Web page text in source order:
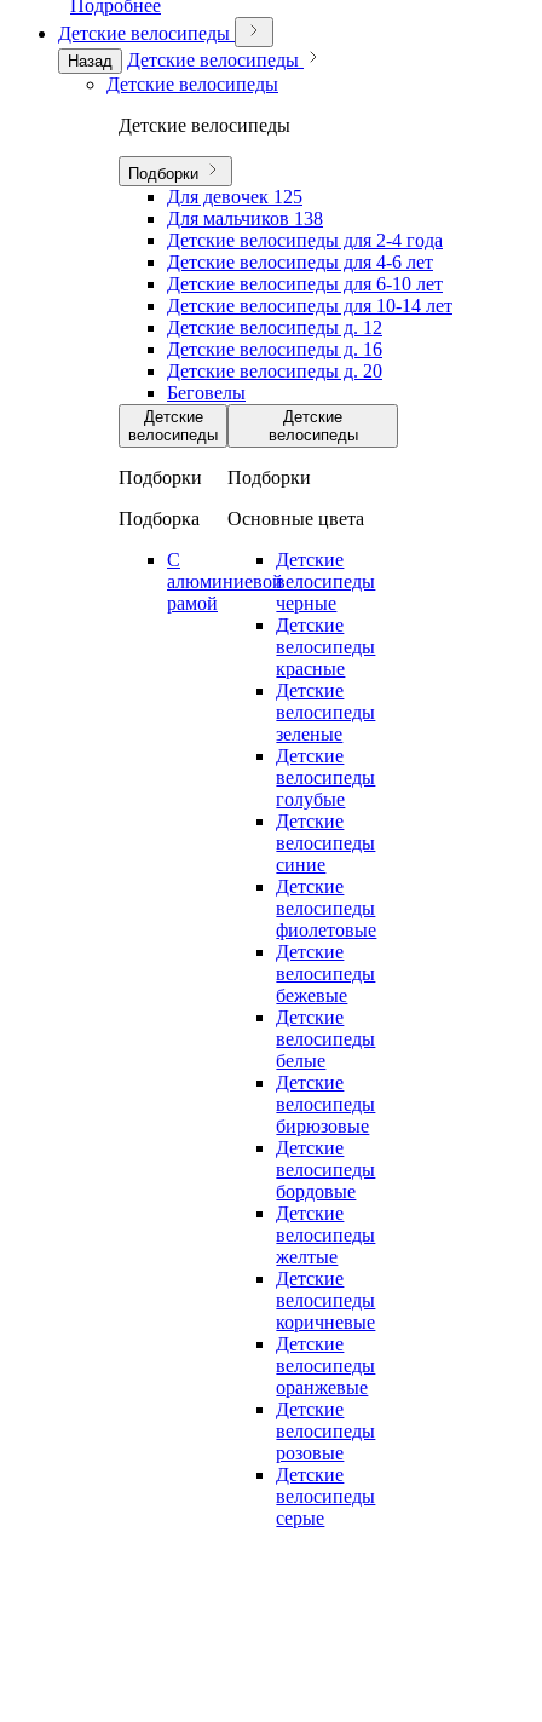
Подробнее
Детские велосипеды
Назад
Детские велосипеды
Детские велосипеды
Детские велосипеды
Подборки
Для девочек 125
Для мальчиков 138
Детские велосипеды для 2-4 года
Детские велосипеды для 4-6 лет
Детские велосипеды для 6-10 лет
Детские велосипеды для 10-14 лет
Детские велосипеды д. 12
Детские велосипеды д. 16
Детские велосипеды д. 20
Беговелы
Детские
велосипеды
Подборки
Подборка
С
алюминиевой
рамой
Детские
велосипеды
Подборки
Основные цвета
Детские
велосипеды
черные
Детские
велосипеды
красные
Детские
велосипеды
зеленые
Детские
велосипеды
голубые
Детские
велосипеды
синие
Детские
велосипеды
фиолетовые
Детские
велосипеды
бежевые
Детские
велосипеды
белые
Детские
велосипеды
бирюзовые
Детские
велосипеды
бордовые
Детские
велосипеды
желтые
Детские
велосипеды
коричневые
Детские
велосипеды
оранжевые
Детские
велосипеды
розовые
Детские
велосипеды
серые